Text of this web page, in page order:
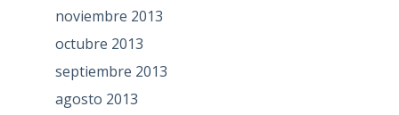
noviembre 2013
octubre 2013
septiembre 2013
agosto 2013